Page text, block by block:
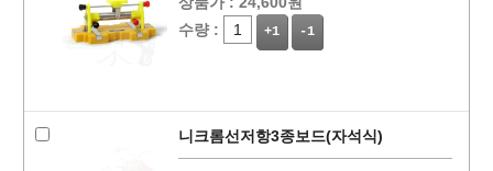
수량 :
+1 -1
니크롬선저항3종보드(자석식)